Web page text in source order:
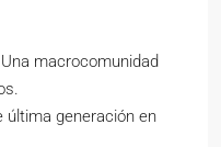
Una macrocomunidad
última generación en